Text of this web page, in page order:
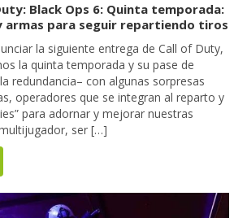
Black Ops 6: Quinta temporada:
armas para seguir repartiendo tiros
la siguiente entrega de Call of Duty,
la quinta temporada y su pase de
redundancia– con algunas sorpresas
operadores que se integran al reparto y
para adornar y mejorar nuestras
ser […]